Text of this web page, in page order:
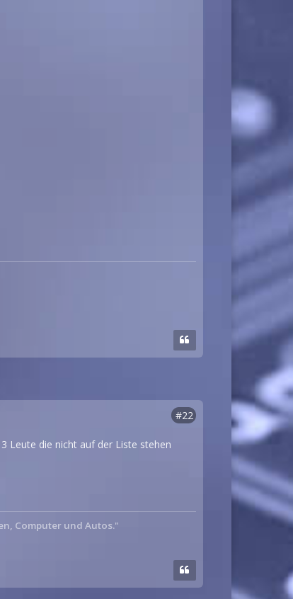
#22
Leute die nicht auf der Liste stehen
Computer und Autos."